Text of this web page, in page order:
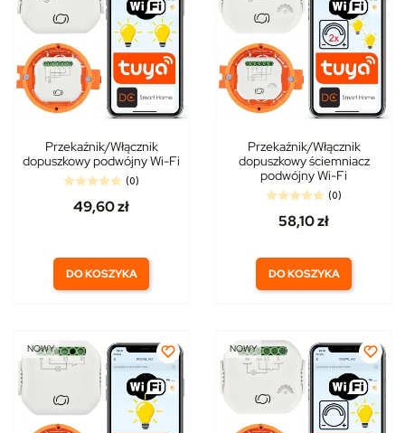
Przekaźnik/Włącznik
dopuszkowy podwójny Wi-Fi
(0)
49,60 zł
DO KOSZYKA
Przekaźnik/Włącznik
dopuszkowy ściemniacz
podwójny Wi-Fi
(0)
58,10 zł
DO KOSZYKA
NOWY NOWY